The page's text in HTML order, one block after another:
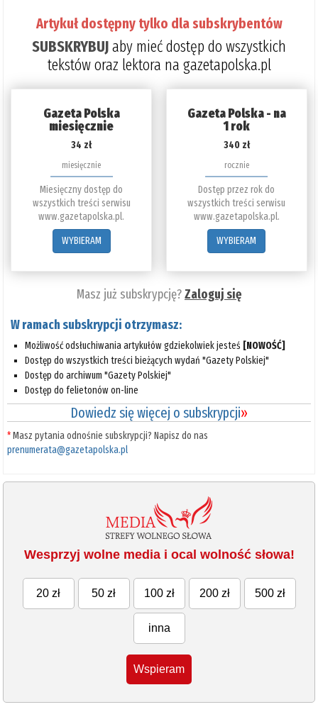
Artykuł dostępny tylko dla subskrybentów
SUBSKRYBUJaby mieć dostęp do wszystkich
tekstów oraz lektora na gazetapolska.pl
Gazeta Polska
miesięcznie
34 zł
miesięcznie
Miesięczny dostęp do
wszystkich treści serwisu
www.gazetapolska.pl.
WYBIERAM
Gazeta Polska - na
1 rok
340 zł
rocznie
Dostęp przez rok do
wszystkich treści serwisu
www.gazetapolska.pl.
WYBIERAM
Masz już subskrypcję?Zaloguj się
W ramach subskrypcji otrzymasz:
Możliwość odsłuchiwania artykułów gdziekolwiek jesteś [NOWOŚĆ]
Dostęp do wszystkich treści bieżących wydań "Gazety Polskiej"
Dostęp do archiwum "Gazety Polskiej"
Dostęp do felietonów on-line
Dowiedz się więcej o subskrypcji»
*Masz pytania odnośnie subskrypcji? Napisz do nas
prenumerata@gazetapolska.pl
Wesprzyj wolne media i ocal wolność słowa!
20 zł 50 zł 100 zł 200 zł 500 zł
inna
Wspieram